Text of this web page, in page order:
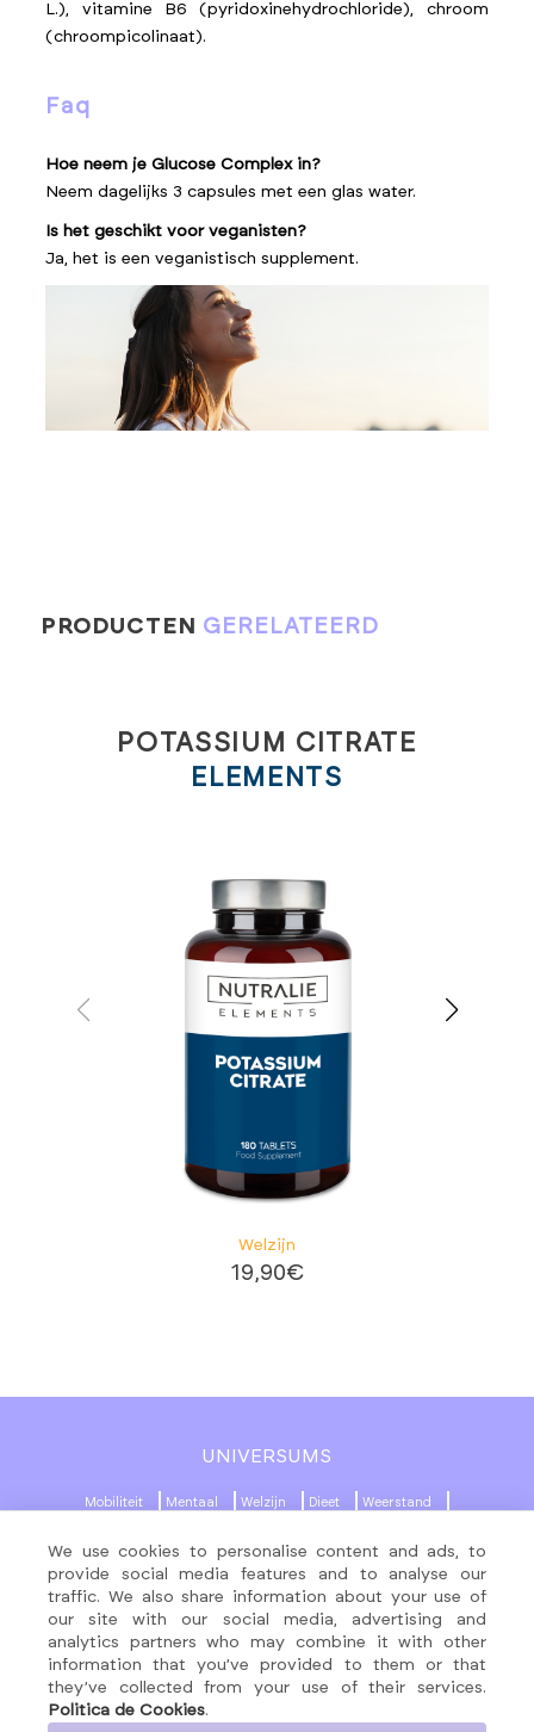
We use cookies to personalise content and ads, to
provide social media features and to analyse our
traffic. We also share information about your use of
our site with our social media, advertising and
analytics partners who may combine it with other
information that you’ve provided to them or that
they’ve collected from your use of their services.
Politica de Cookies.
L.), vitamine B6 (pyridoxinehydrochloride), chroom
(chroompicolinaat).
faq
Hoe neem je Glucose Complex in?
Neem dagelijks 3 capsules met een glas water.
Is het geschikt voor veganisten?
Ja, het is een veganistisch supplement.
PRODUCTEN GERELATEERD
POTASSIUM CITRATE
ELEMENTS
Welzijn
19,90€
UNIVERSUMS
Mobiliteit Mentaal Welzijn Dieet Weerstand
MENU
About
Formules
Contact
SOCIALE NETWERKEN